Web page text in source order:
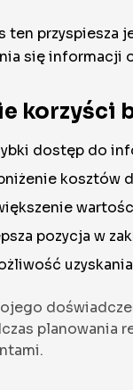
ten przyspiesza
się informacji
korzyści
dostęp do
kosztów
pozycja w
planowania